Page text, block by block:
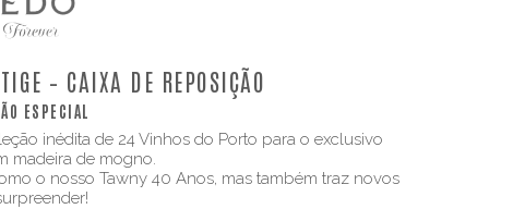
– CAIXA DE REPOSIÇÃO
ESPECIAL
inédita de 24 Vinhos do Porto para o exclusivo
madeira de mogno.
o nosso Tawny 40 Anos, mas também traz novos